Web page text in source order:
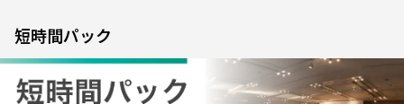
短時間パック